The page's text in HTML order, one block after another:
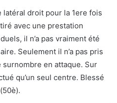
latéral droit pour la 1ere fois
avec une prestation
il n’a pas vraiment été
Seulement il n’a pas pris
en attaque. Sur
qu’un seul centre. Blessé